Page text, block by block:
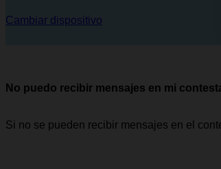
Cambiar dispositivo
No puedo recibir mensajes en mi
Si no se pueden recibir mensajes en el